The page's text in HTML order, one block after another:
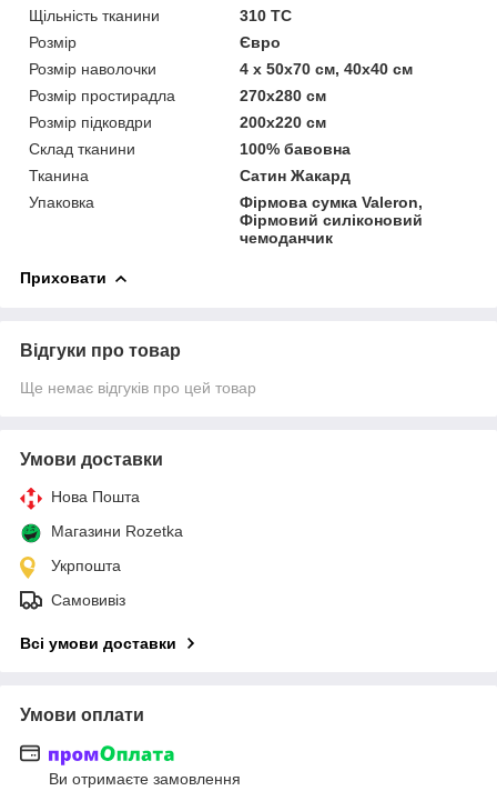
Щільність тканини
310 TC
Розмір
Євро
Розмір наволочки
4 x 50х70 см, 40х40 см
Розмір простирадла
270х280 см
Розмір підковдри
200х220 см
Склад тканини
100% бавовна
Тканина
Сатин Жакард
Упаковка
Фірмова сумка Valeron,
Фірмовий силіконовий
чемоданчик
Приховати
Відгуки про товар
Ще немає відгуків про цей товар
Умови доставки
Нова Пошта
Магазини Rozetka
Укрпошта
Самовивіз
Всі умови доставки
Умови оплати
Ви отримаєте замовлення